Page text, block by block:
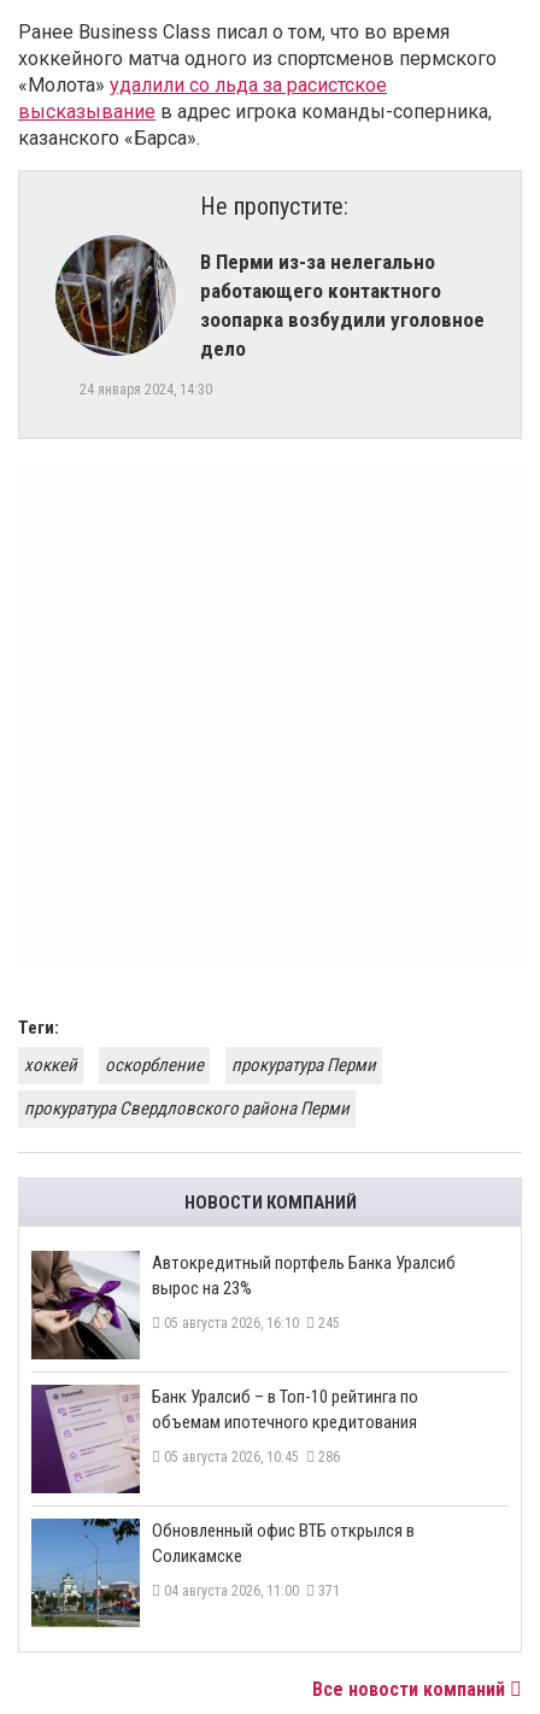
Ранее Business Class писал о том, что во время
хоккейного матча одного из спортсменов пермского
«Молота» удалили со льда за расистское
высказывание в адрес игрока команды-соперника,
казанского «Барса».
Не пропустите:
​В Перми из-за нелегально
работающего контактного
зоопарка возбудили уголовное
дело
24 января 2024, 14:30
Теги:
хоккей
оскорбление
прокуратура Перми
прокуратура Свердловского района Перми
НОВОСТИ КОМПАНИЙ
​Автокредитный портфель Банка Уралсиб
вырос на 23%
05 августа 2026, 16:10 245
​Банк Уралсиб – в Топ-10 рейтинга по
объемам ипотечного кредитования
05 августа 2026, 10:45 286
​Обновленный офис ВТБ открылся в
Соликамске
04 августа 2026, 11:00 371
Все новости компаний